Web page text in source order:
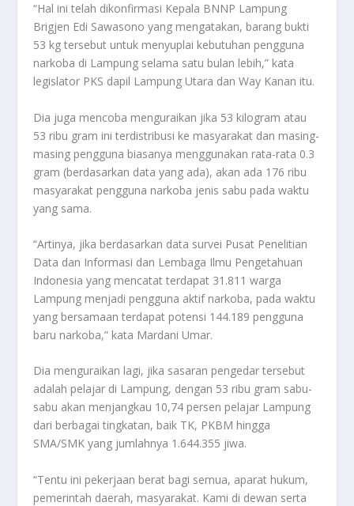
“Hal ini telah dikonfirmasi Kepala BNNP Lampung
Brigjen Edi Sawasono yang mengatakan, barang bukti
53 kg tersebut untuk menyuplai kebutuhan pengguna
narkoba di Lampung selama satu bulan lebih,” kata
legislator PKS dapil Lampung Utara dan Way Kanan itu.
Dia juga mencoba menguraikan jika 53 kilogram atau
53 ribu gram ini terdistribusi ke masyarakat dan masing-
masing pengguna biasanya menggunakan rata-rata 0.3
gram (berdasarkan data yang ada), akan ada 176 ribu
masyarakat pengguna narkoba jenis sabu pada waktu
yang sama.
“Artinya, jika berdasarkan data survei Pusat Penelitian
Data dan Informasi dan Lembaga Ilmu Pengetahuan
Indonesia yang mencatat terdapat 31.811 warga
Lampung menjadi pengguna aktif narkoba, pada waktu
yang bersamaan terdapat potensi 144.189 pengguna
baru narkoba,” kata Mardani Umar.
Dia menguraikan lagi, jika sasaran pengedar tersebut
adalah pelajar di Lampung, dengan 53 ribu gram sabu-
sabu akan menjangkau 10,74 persen pelajar Lampung
dari berbagai tingkatan, baik TK, PKBM hingga
SMA/SMK yang jumlahnya 1.644.355 jiwa.
“Tentu ini pekerjaan berat bagi semua, aparat hukum,
pemerintah daerah, masyarakat. Kami di dewan serta